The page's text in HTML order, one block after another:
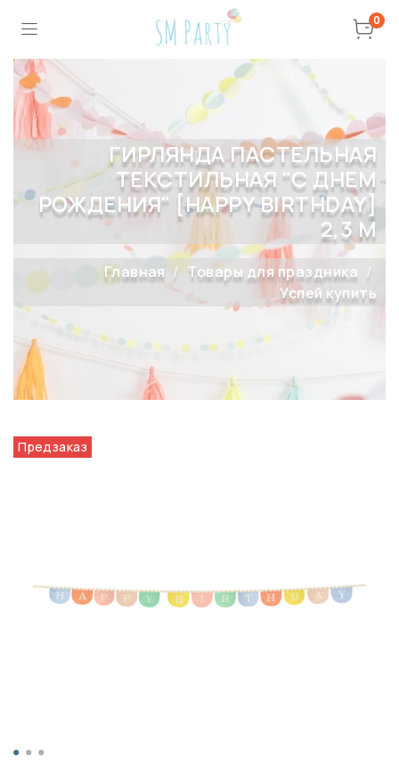
0
ГИРЛЯНДА ПАСТЕЛЬНАЯ
ТЕКСТИЛЬНАЯ "С ДНЕМ
РОЖДЕНИЯ" [HAPPY BIRTHDAY]
2,3 М
Главная
Товары для праздника
Успей купить
Предзаказ